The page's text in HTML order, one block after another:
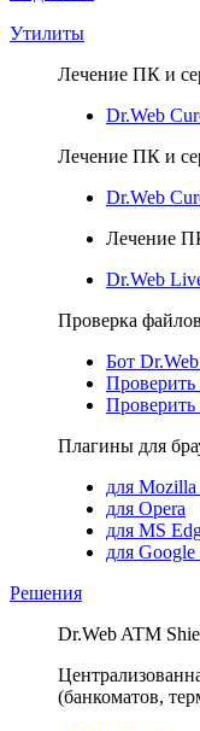
Утилиты
Лечение ПК и
Dr.Web
Лечение ПК и
Dr.Web
Лечение
Dr.Web
Проверка
Бот
Проверить
Плагины для
для
для Opera
для MS
для
Решения
Dr.Web ATM
(банкоматов,